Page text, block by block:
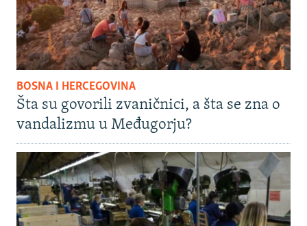
BOSNA I HERCEGOVINA
Šta su govorili zvaničnici, a šta se zna o
vandalizmu u Međugorju?